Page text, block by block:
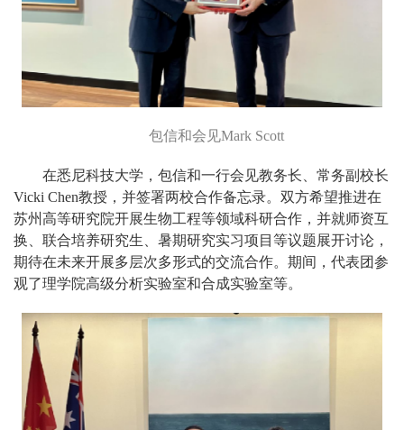
包信和会见Mark Scott
在悉尼科技大学，包信和一行会见教务长、常务副校长
Vicki Chen教授，并签署两校合作备忘录。双方希望推进在
苏州高等研究院开展生物工程等领域科研合作，并就师资互
换、联合培养研究生、暑期研究实习项目等议题展开讨论，
期待在未来开展多层次多形式的交流合作。期间，代表团参
观了理学院高级分析实验室和合成实验室等。